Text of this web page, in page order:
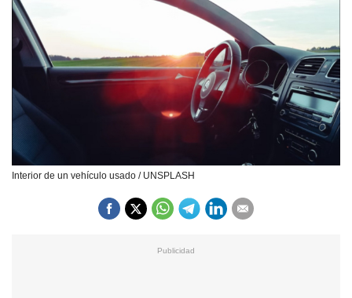
Interior de un vehículo usado / UNSPLASH